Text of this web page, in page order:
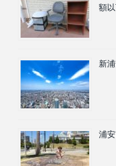
額
新
浦